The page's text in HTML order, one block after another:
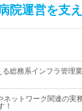
院運営を支
総務系インフラ管理
ネットワーク関連の
！